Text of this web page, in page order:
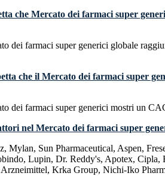
che Mercato dei farmaci super
dei farmaci super generici globale
che il Mercato dei farmaci super
dei farmaci super generici mostri un
nel Mercato dei farmaci super
Mylan, Sun Pharmaceutical, Aspen,
Lupin, Dr. Reddy's, Apotex, Cipla,
Arzneimittel, Krka Group, Nichi-Iko